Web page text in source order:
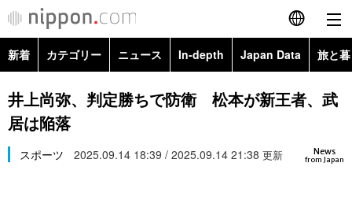
English
简体字
カテゴリー
新着 カテゴリー ニュース In-depth Japan Data 旅と
政治・外交
経済・ビジネス
Topics
井上尚弥、判定勝ちで防衛 松本が新王者、武
居は陥落
News
from Japan
スポーツ 2025.09.14 18:39 / 2025.09.14 21:38 更新